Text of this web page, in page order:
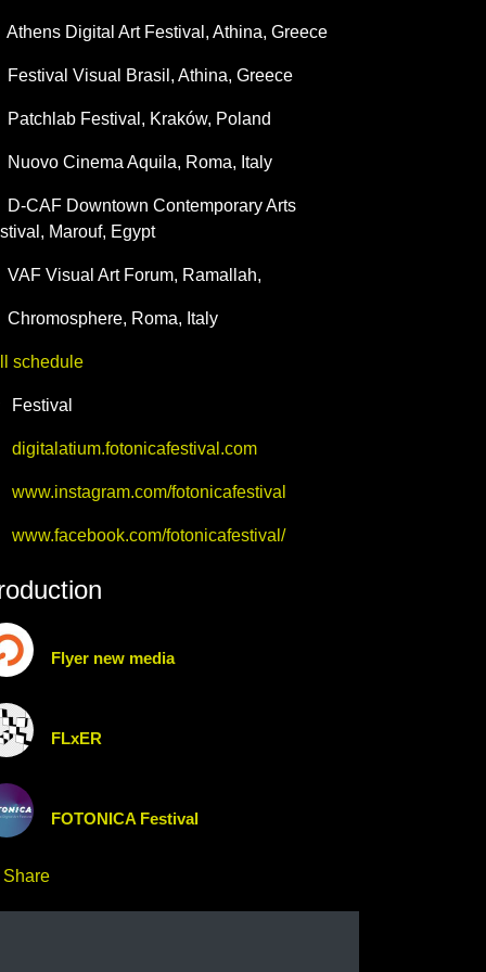
Athens Digital Art Festival ,Athina,Greece
Festival Visual Brasil ,Athina,Greece
Patchlab Festival , Kraków, Poland
Nuovo Cinema Aquila, Roma, Italy
D-CAF Downtown Contemporary Arts
, Marouf, Egypt
VAF Visual Art Forum, Ramallah,
Chromosphere, Roma, Italy
schedule
Festival
digitalatium.fotonicafestival.com
www.instagram.com/fotonicafestival
www.facebook.com/fotonicafestival/
Flyer new media
FLxER
FOTONICA Festival
Share